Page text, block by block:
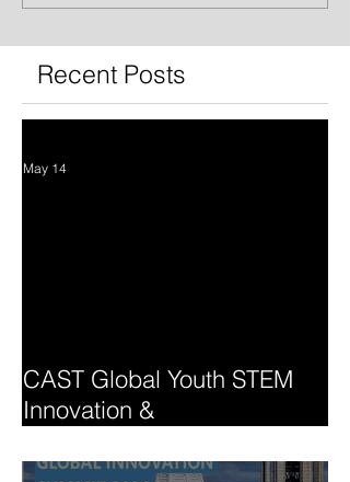
Recent Posts
CAST Global Youth STEM
Innovation &
May 14